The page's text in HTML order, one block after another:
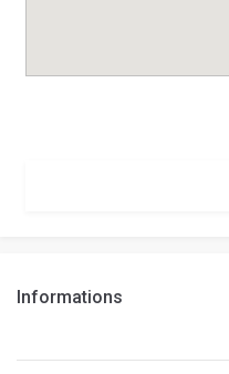
Informations